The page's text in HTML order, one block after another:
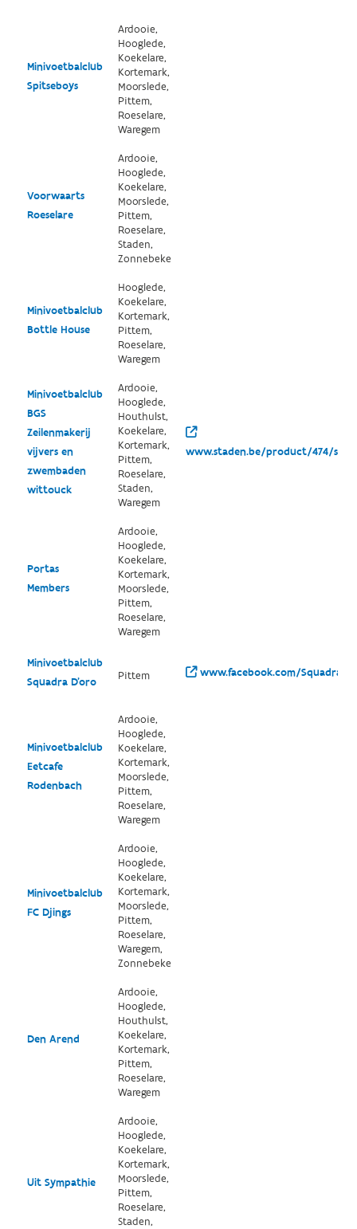
Minivoetbalclub
Spitseboys
Ardooie,
Hooglede,
Koekelare,
Kortemark,
Moorslede,
Pittem,
Roeselare,
Waregem
Voorwaarts
Roeselare
Ardooie,
Hooglede,
Koekelare,
Moorslede,
Pittem,
Roeselare,
Staden,
Zonnebeke
Minivoetbalclub
Bottle House
Hooglede,
Koekelare,
Kortemark,
Pittem,
Roeselare,
Waregem
Minivoetbalclub
BGS
Zeilenmakerij
vijvers en
zwembaden
wittouck
Ardooie,
Hooglede,
Houthulst,
Koekelare,
Kortemark,
Pittem,
Roeselare,
Staden,
Waregem
www.staden.be/product/474/
Portas
Members
Ardooie,
Hooglede,
Koekelare,
Kortemark,
Moorslede,
Pittem,
Roeselare,
Waregem
Minivoetbalclub
Squadra D'oro
Pittem www.facebook.com/
Minivoetbalclub
Eetcafe
Rodenbach
Ardooie,
Hooglede,
Koekelare,
Kortemark,
Moorslede,
Pittem,
Roeselare,
Waregem
Minivoetbalclub
FC Djings
Ardooie,
Hooglede,
Koekelare,
Kortemark,
Moorslede,
Pittem,
Roeselare,
Waregem,
Zonnebeke
Den Arend
Ardooie,
Hooglede,
Houthulst,
Koekelare,
Kortemark,
Pittem,
Roeselare,
Waregem
Uit Sympathie
Ardooie,
Hooglede,
Koekelare,
Kortemark,
Moorslede,
Pittem,
Roeselare,
Staden,